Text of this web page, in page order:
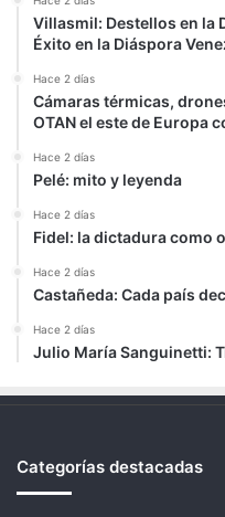
Villasmil: Destellos en la
Éxito en la Diáspora
Hace 2 días
Cámaras térmicas,
OTAN el este de Europa
Hace 2 días
Pelé: mito y leyenda
Hace 2 días
Fidel: la dictadura como
Hace 2 días
Castañeda: Cada país
Hace 2 días
Julio María Sanguinetti:
Categorías destacadas